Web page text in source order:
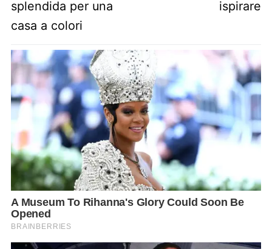
splendida per una
casa a colori
ispirare